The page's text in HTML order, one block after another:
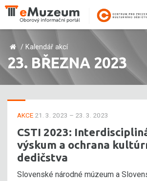
/ Kalendář akcí
23. BŘEZNA 2023
AKCE 21. 3. 2023 – 23. 3. 2023
CSTI 2023:
výskum a ochrana
dedičstva
Slovenské národné múzeum a